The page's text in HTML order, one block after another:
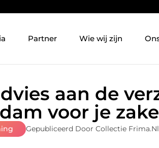
Partner Wie wij zijn
aan de
voor je
Gepubliceerd Door Collectie Frima.nl